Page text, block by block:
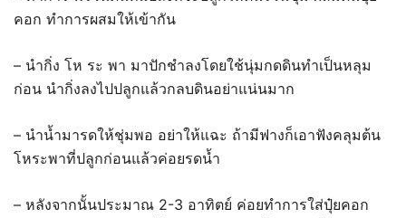
คอก ทำการผสมให้เข้ากัน
– นำกิ่ง โห ระ พา มาปักชำลงโดยใช้นุ่มกดดินทำเป็นหลุม
ก่อน นำกิ่งลงไปปลูกแล้วกลบดินอย่าแน่นมาก
– นำน้ำมารดให้ชุ่มพอ อย่าให้แฉะ ถ้ามีฟางก็เอาฟังคลุมต้น
โหระพาที่ปลูกก่อนแล้วค่อยรดน้ำ
– หลังจากนั้นประมาณ 2-3 อาทิตย์ ค่อยทำการใส่ปุ๋ยคอก